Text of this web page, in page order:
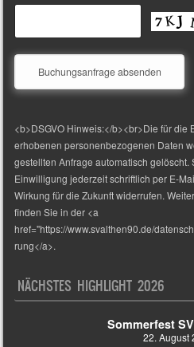
<b>DSGVO Hinweis:</b><br>Die für
erhobenen personenbezogenen Daten
gestellten Anfrage automatisch gelöscht.
Einwilligung jederzeit schriftlich per E-
Wirkung für die Zukunft widerrufen.
finden Sie in der <a
href="https://www.svalthen90.de/
rung</a>.
NÄCHSTES HIGHLIGHT 2026
Sommerfest
22. August